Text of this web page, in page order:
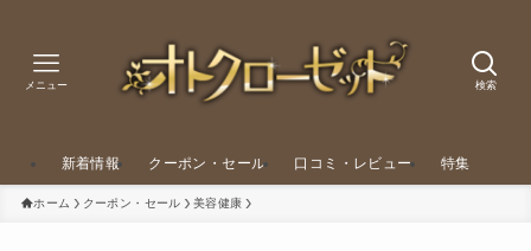
検索
メニュー
新着情報 クーポン・セール 口コミ・レビュー 特集
ホーム クーポン・セール 美容健康